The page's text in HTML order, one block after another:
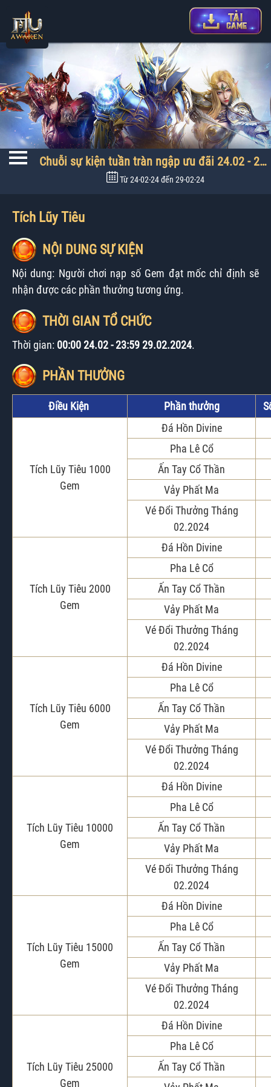
Chuỗi sự kiện tuần tràn ngập ưu đãi 24.02 - 29.02
Từ24-02-24đến 29-02-24
Tích Lũy Tiêu
NỘI DUNG SỰ KIỆN
Nội dung: Người chơi nạp số Gem đạt mốc chỉ định sẽ
nhận được các phần thưởng tương ứng.
THỜI GIAN TỔ CHỨC
Thời gian: 00:00 24.02- 23:59 29.02.2024.
PHẦN THƯỞNG
Điều Kiện Phần thưởng
Tích Lũy Tiêu 1000
Gem
Đá Hồn Divine
Pha Lê Cổ
Ấn Tay Cổ Thần
Vảy Phất Ma
Vé Đổi Thưởng Tháng
02.2024
Tích Lũy Tiêu 2000
Gem
Đá Hồn Divine
Pha Lê Cổ
Ấn Tay Cổ Thần
Vảy Phất Ma
Vé Đổi Thưởng Tháng
02.2024
Tích Lũy Tiêu 6000
Gem
Đá Hồn Divine
Pha Lê Cổ
Ấn Tay Cổ Thần
Vảy Phất Ma
Vé Đổi Thưởng Tháng
02.2024
Tích Lũy Tiêu 10000
Gem
Đá Hồn Divine
Pha Lê Cổ
Ấn Tay Cổ Thần
Vảy Phất Ma
Vé Đổi Thưởng Tháng
02.2024
Tích Lũy Tiêu 15000
Gem
Đá Hồn Divine
Pha Lê Cổ
Ấn Tay Cổ Thần
Vảy Phất Ma
Vé Đổi Thưởng Tháng
02.2024
Tích Lũy Tiêu 25000
Gem
Đá Hồn Divine
Pha Lê Cổ
Ấn Tay Cổ Thần